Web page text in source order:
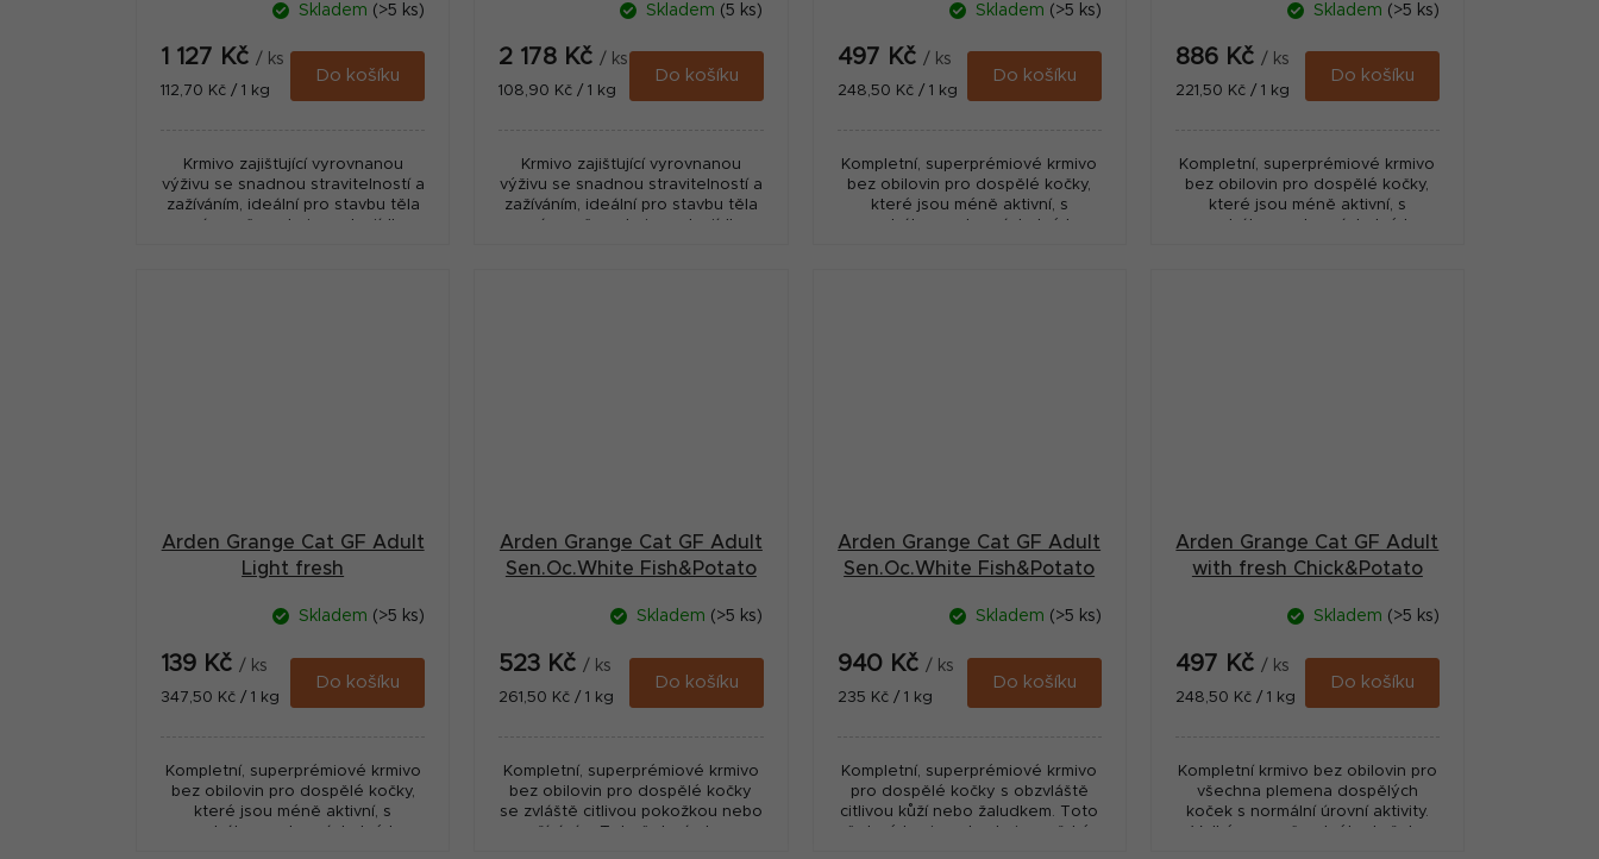
Skladem (>5 ks)
1 127 Kč / ks
Měrná
112,70 Kč / 1 kg
Do košíku
Krmivo zajišťující vyrovnanou
výživu se snadnou stravitelností a
zažíváním, ideální pro stavbu těla
Skladem (5 ks)
2 178 Kč/ ks
Měrná
108,90 Kč / 1 kg
Do košíku
Krmivo zajišťující vyrovnanou
výživu se snadnou stravitelností a
zažíváním, ideální pro stavbu těla
Skladem (>5 ks)
497 Kč / ks
Měrná
248,50 Kč / 1 kg
Do košíku
Kompletní, superprémiové krmivo
bez obilovin pro dospělé kočky,
které jsou méně aktivní, s
Skladem (>5 ks)
886 Kč / ks
Měrná
221,50 Kč / 1 kg
Do košíku
Kompletní, superprémiové krmivo
bez obilovin pro dospělé kočky,
které jsou méně aktivní, s
Arden Grange Cat GF Adult
Light fresh
Skladem (>5 ks)
139 Kč / ks
Měrná
347,50 Kč / 1 kg
Do košíku
Kompletní, superprémiové krmivo
bez obilovin pro dospělé kočky,
které jsou méně aktivní, s
nadváhou nebo náchylné k
Arden Grange Cat GF Adult
Sen.Oc.White Fish&Potato
Skladem (>5 ks)
523 Kč / ks
Měrná
261,50 Kč / 1 kg
Do košíku
Kompletní, superprémiové krmivo
bez obilovin pro dospělé kočky
se zvláště citlivou pokožkou nebo
zažíváním. Tato šetrná strava
Arden Grange Cat GF Adult
Sen.Oc.White Fish&Potato
Skladem (>5 ks)
940 Kč / ks
Měrná
235 Kč / 1 kg
Do košíku
Kompletní, superprémiové krmivo
pro dospělé kočky s obzvláště
citlivou kůží nebo žaludkem. Toto
šetrné krmivo obsahuje mořské
Arden Grange Cat GF Adult
with fresh Chick&Potato
Skladem (>5 ks)
497 Kč / ks
Měrná
248,50 Kč / 1 kg
Do košíku
Kompletní krmivo bez obilovin pro
všechna plemena dospělých
koček s normální úrovní aktivity.
Velké porce čerstvého kuřete